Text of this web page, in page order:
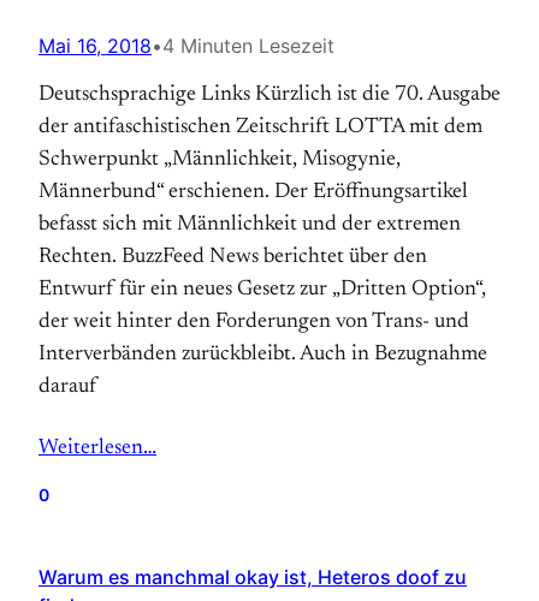
Mai 16, 2018•4 Minuten Lesezeit
Deutschsprachige Links Kürzlich ist die 70. Ausgabe
der antifaschistischen Zeitschrift LOTTA mit dem
Schwerpunkt „Männlichkeit, Misogynie,
Männerbund“ erschienen. Der Eröffnungsartikel
befasst sich mit Männlichkeit und der extremen
Rechten. BuzzFeed News berichtet über den
Entwurf für ein neues Gesetz zur „Dritten Option“,
der weit hinter den Forderungen von Trans- und
Interverbänden zurückbleibt. Auch in Bezugnahme
darauf
Weiterlesen…
0
Warum es manchmal okay ist, Heteros doof zu